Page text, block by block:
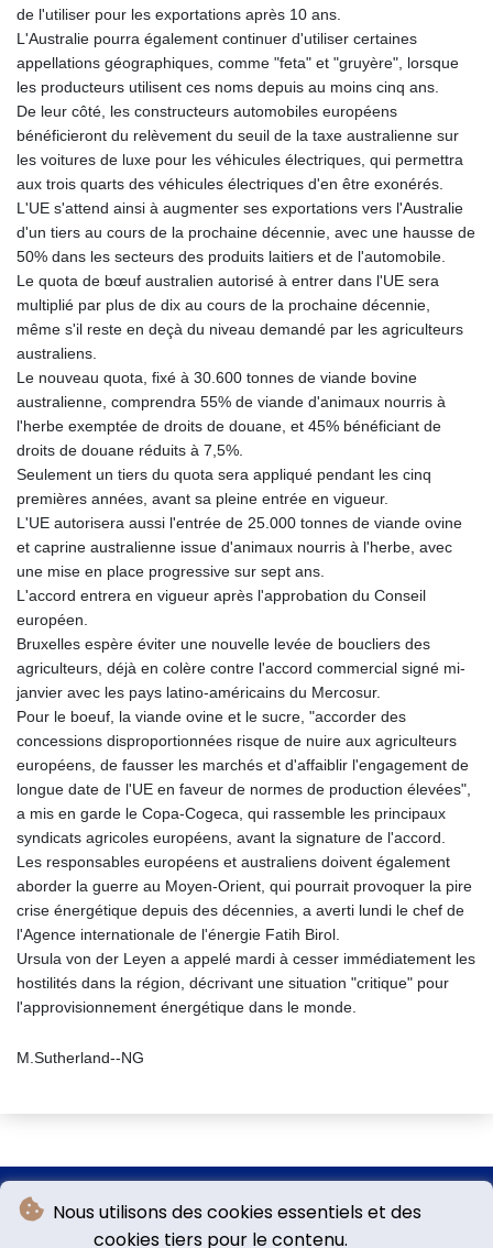
Nous utilisons des cookies essentiels et des
cookies tiers pour le contenu.
de l'utiliser pour les exportations après 10 ans.
L'Australie pourra également continuer d'utiliser certaines
appellations géographiques, comme "feta" et "gruyère", lorsque
les producteurs utilisent ces noms depuis au moins cinq ans.
De leur côté, les constructeurs automobiles européens
bénéficieront du relèvement du seuil de la taxe australienne sur
les voitures de luxe pour les véhicules électriques, qui permettra
aux trois quarts des véhicules électriques d'en être exonérés.
L'UE s'attend ainsi à augmenter ses exportations vers l'Australie
d'un tiers au cours de la prochaine décennie, avec une hausse de
50% dans les secteurs des produits laitiers et de l'automobile.
Le quota de bœuf australien autorisé à entrer dans l'UE sera
multiplié par plus de dix au cours de la prochaine décennie,
même s'il reste en deçà du niveau demandé par les agriculteurs
australiens.
Le nouveau quota, fixé à 30.600 tonnes de viande bovine
australienne, comprendra 55% de viande d'animaux nourris à
l'herbe exemptée de droits de douane, et 45% bénéficiant de
droits de douane réduits à 7,5%.
Seulement un tiers du quota sera appliqué pendant les cinq
premières années, avant sa pleine entrée en vigueur.
L'UE autorisera aussi l'entrée de 25.000 tonnes de viande ovine
et caprine australienne issue d'animaux nourris à l'herbe, avec
une mise en place progressive sur sept ans.
L'accord entrera en vigueur après l'approbation du Conseil
européen.
Bruxelles espère éviter une nouvelle levée de boucliers des
agriculteurs, déjà en colère contre l'accord commercial signé mi-
janvier avec les pays latino-américains du Mercosur.
Pour le boeuf, la viande ovine et le sucre, "accorder des
concessions disproportionnées risque de nuire aux agriculteurs
européens, de fausser les marchés et d'affaiblir l'engagement de
longue date de l'UE en faveur de normes de production élevées",
a mis en garde le Copa-Cogeca, qui rassemble les principaux
syndicats agricoles européens, avant la signature de l'accord.
Les responsables européens et australiens doivent également
aborder la guerre au Moyen-Orient, qui pourrait provoquer la pire
crise énergétique depuis des décennies, a averti lundi le chef de
l'Agence internationale de l'énergie Fatih Birol.
Ursula von der Leyen a appelé mardi à cesser immédiatement les
hostilités dans la région, décrivant une situation "critique" pour
l'approvisionnement énergétique dans le monde.
M.Sutherland--NG